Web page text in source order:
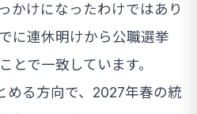
かけになったわけではあり
に連休明けから公職選挙
とで一致しています。
める方向で、2027年春の統